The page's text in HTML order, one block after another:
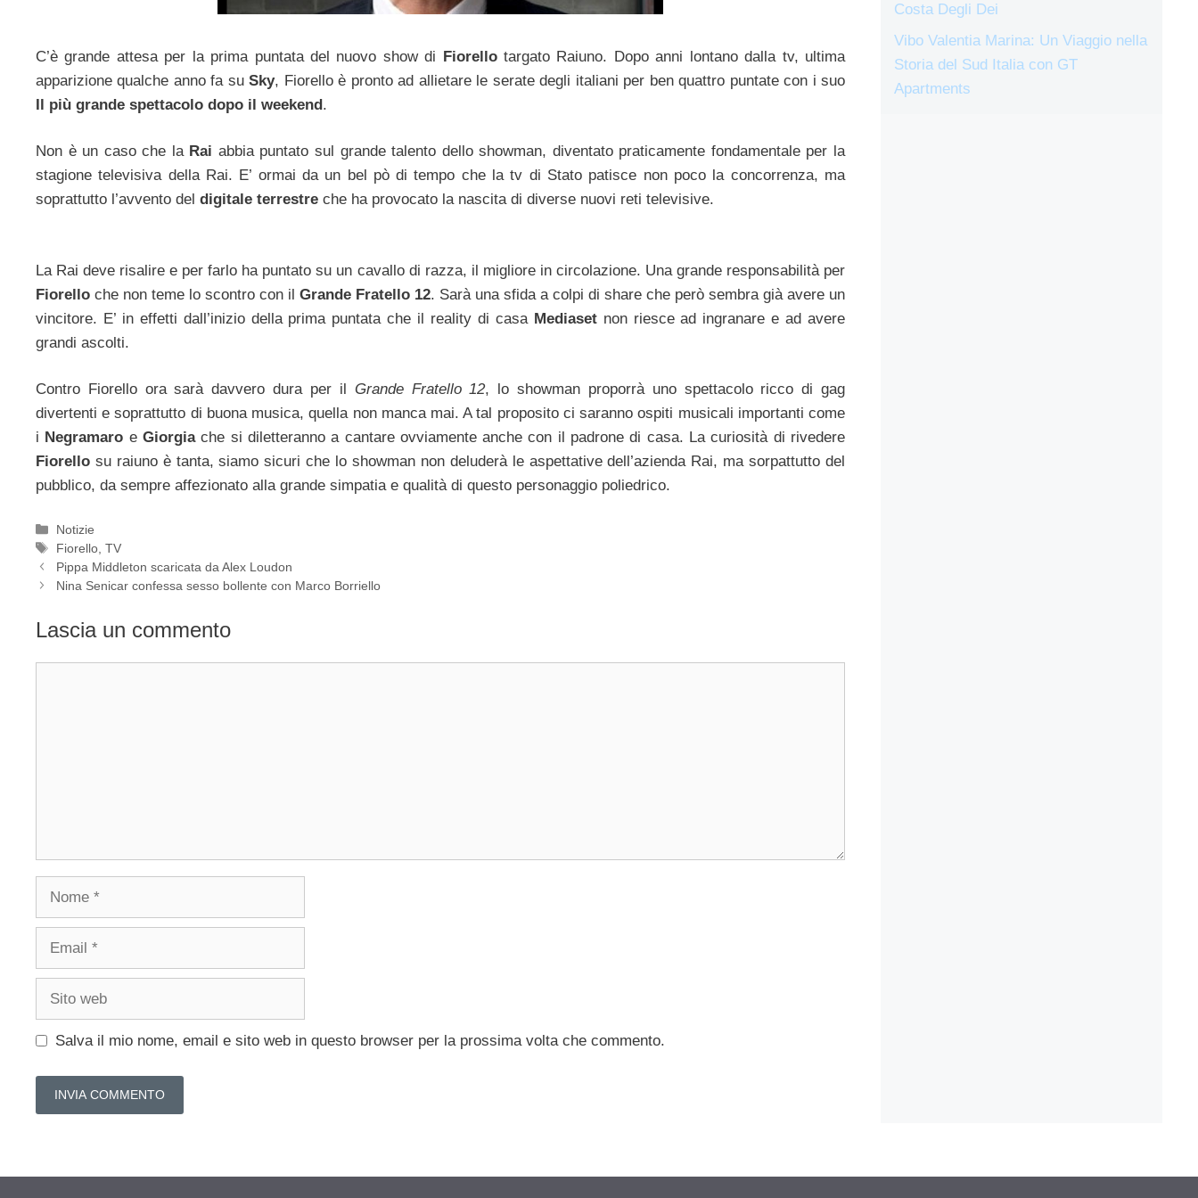
C’è grande attesa per la prima puntata del nuovo show di Fiorellotargato Raiuno. Dopo anni lontano dalla tv, ultima
apparizione qualche anno fa suSky, Fiorello è pronto ad allietare le serate degli italiani per ben quattro puntate con i suo
Il più grande spettacolo dopo il weekend.
Non è un caso che la Rai abbia puntato sul grande talento dello showman, diventato praticamente fondamentale per la
stagione televisiva della Rai. E’ ormai da un bel pò di tempo che la tv di Stato patisce non poco la concorrenza, ma
soprattutto l’avvento del digitale terrestre che ha provocato la nascita di diverse nuovi reti televisive.
La Rai deve risalire e per farlo ha puntato su un cavallo di razza, il migliore in circolazione. Una grande responsabilità per
Fiorello che non teme lo scontro con il Grande Fratello 12. Sarà una sfida a colpi di share che però sembra già avere un
vincitore. E’ in effetti dall’inizio della prima puntata che il reality di casaMediasetnon riesce ad ingranare e ad avere
grandi ascolti.
Contro Fiorello ora sarà davvero dura per il Grande Fratello 12, lo showman proporrà uno spettacolo ricco di gag
divertenti e soprattutto di buona musica, quella non manca mai. A tal proposito ci saranno ospiti musicali importanti come
i Negramaro e Giorgiache si diletteranno a cantare ovviamente anche con il padrone di casa. La curiosità di rivedere
Fiorello su raiuno è tanta, siamo sicuri che lo showman non deluderà le aspettative dell’azienda Rai, ma sorpattutto del
pubblico, da sempre affezionato alla grande simpatia e qualità di questo personaggio poliedrico.
Categorie
Notizie
Tag
Fiorello ,TV
Pippa Middleton scaricata da Alex Loudon
Nina Senicar confessa sesso bollente con Marco Borriello
Lascia un commento
Nome
Email
Sito
Salva il mio nome, email e sito web in questo browser per la prossima volta che commento.
Costa Degli Dei
Vibo Valentia Marina: Un Viaggio nella
Storia del Sud Italia con GT
Apartments